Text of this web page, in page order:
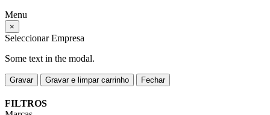
Menu
×
Seleccionar Empresa
Some text in the modal.
Gravar Gravar e limpar carrinho Fechar
FILTROS